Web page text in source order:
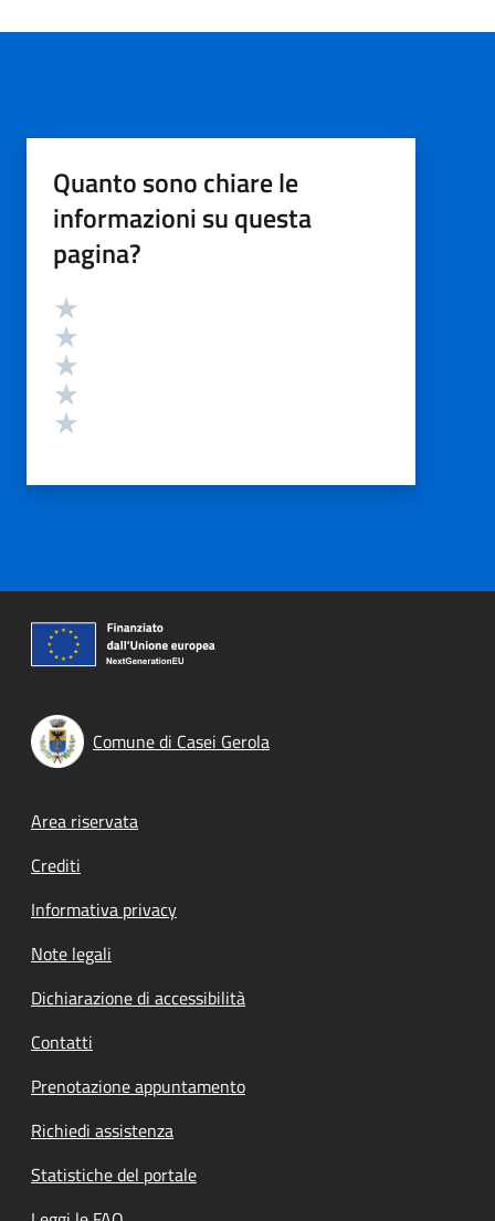
Quanto sono chiare le
informazioni su questa
pagina?
Valutazione
Comune di Casei Gerola
Footer menu
Area riservata
Crediti
Informativa privacy
Note legali
Dichiarazione di accessibilità
Contatti
Prenotazione appuntamento
Richiedi assistenza
Statistiche del portale